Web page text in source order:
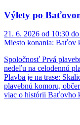
Výlety po
21. 6. 2026 od 10:30
Miesto konania: Baťov
Spoločnosť Prvá
nedeľu na celodennú
Plavba je na trase:
plavebnú komoru,
viac o histórii Baťovho